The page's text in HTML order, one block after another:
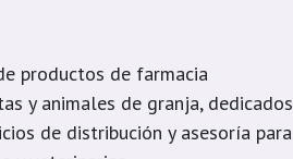
productos de farmacia
y animales de granja, dedicados
de distribución y asesoría para